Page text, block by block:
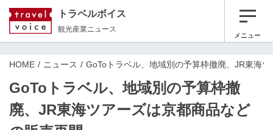
トラベルボイス
観光産業ニュース
メニュー
HOME ニュース GoToトラベル、地域別の予算枠撤廃、JR東海
GoToトラベル、地域別の予算枠撤
廃、JR東海ツアーズは京都商品など